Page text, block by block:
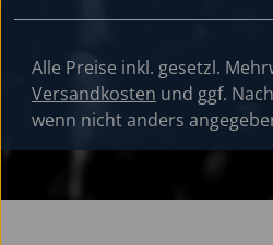
Alle Preise inkl. gesetzl.
Versandkosten und ggf.
wenn nicht anders